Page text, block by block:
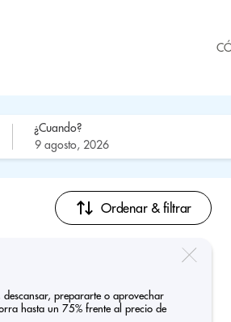
¿Cuando?
Ordenar & filtrar
prepararte o aprovechar
hasta un 75% frente al precio de